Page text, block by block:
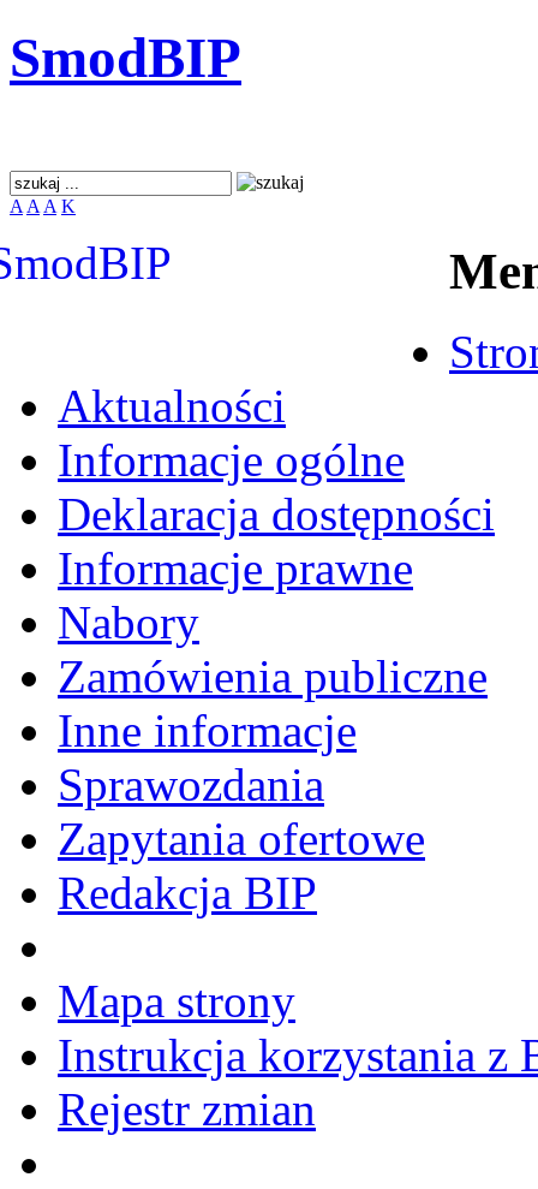
SmodBIP
A A A K
Aktualności
Informacje ogólne
Deklaracja dostępności
Informacje prawne
Nabory
Zamówienia publiczne
Inne informacje
Sprawozdania
Zapytania ofertowe
Redakcja BIP
Mapa strony
Instrukcja korzystania z
Rejestr zmian